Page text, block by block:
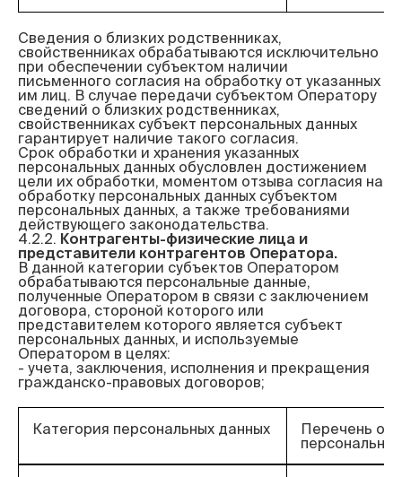
Сведения о близких родственниках,
свойственниках обрабатываются исключительно
при обеспечении субъектом наличии
письменного согласия на обработку от указанных
им лиц. В случае передачи субъектом Оператору
сведений о близких родственниках,
свойственниках субъект персональных данных
гарантирует наличие такого согласия.
Срок обработки и хранения указанных
персональных данных обусловлен достижением
цели их обработки, моментом отзыва согласия на
обработку персональных данных субъектом
персональных данных, а также требованиями
действующего законодательства.
4.2.2. Контрагенты-физические лица и
представители контрагентов Оператора.
В данной категории субъектов Оператором
обрабатываются персональные данные,
полученные Оператором в связи с заключением
договора, стороной которого или
представителем которого является субъект
персональных данных, и используемые
Оператором в целях:
- учета, заключения, исполнения и прекращения
Категория персональных данных
Перечень